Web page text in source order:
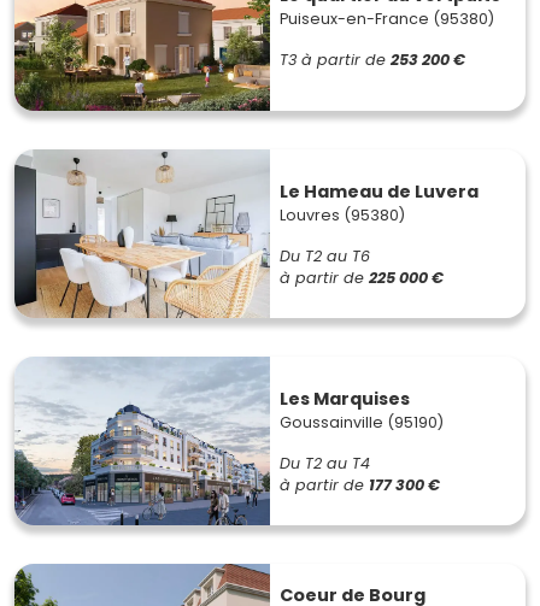
Puiseux-en-France (95380)
T3 à partir de 253 200 €
Le Hameau de Luvera
Louvres (95380)
Du T2 au T6
à partir de 225 000 €
Les Marquises
Goussainville (95190)
Du T2 au T4
à partir de 177 300 €
Coeur de Bourg